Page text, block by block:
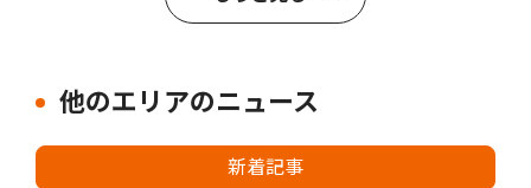
他のエリアのニュース
新着記事